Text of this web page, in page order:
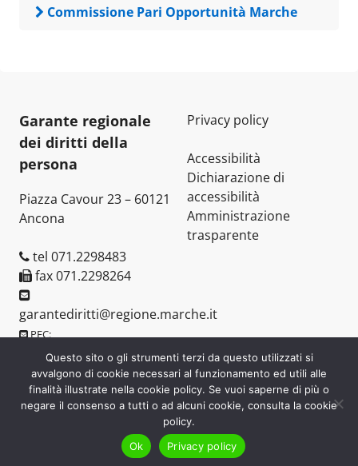
Commissione Pari Opportunità Marche
Garante regionale
dei diritti della
persona
Piazza Cavour 23 – 60121
Ancona
tel 071.2298483
fax 071.2298264
garantediritti@regione.marche.it
PEC:
assemblea.marche.garantediritti@emarche.it
Privacy policy
Accessibilità
Dichiarazione di
accessibilità
Amministrazione
trasparente
Garante regionale dei diritti della persona © 2006-2026
Questo sito o gli strumenti terzi da questo utilizzati si
avvalgono di cookie necessari al funzionamento ed utili alle
finalità illustrate nella cookie policy. Se vuoi saperne di più o
negare il consenso a tutti o ad alcuni cookie, consulta la cookie
policy.
Ok
Privacy policy